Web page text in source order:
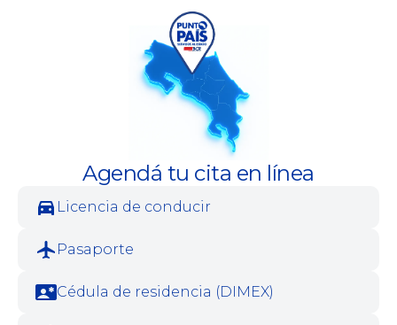
Agendá tu cita en línea
Licencia de conducir
Pasaporte
Cédula de residencia (DIMEX)